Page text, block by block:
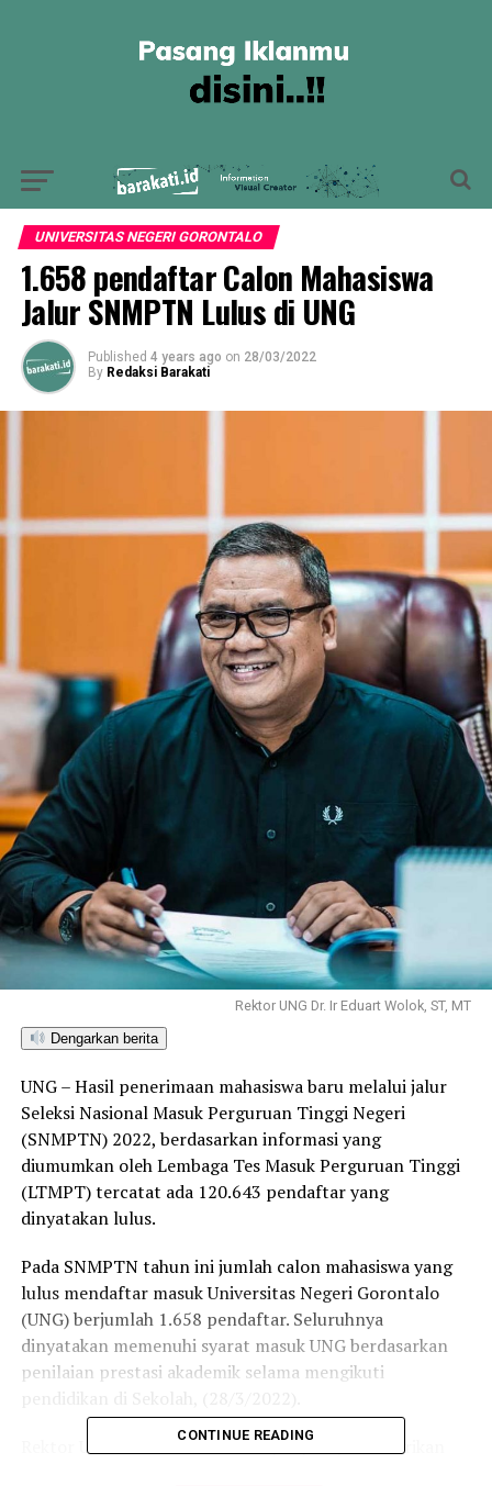
UNIVERSITAS NEGERI GORONTALO
1.658 pendaftar Calon Mahasiswa
Jalur SNMPTN Lulus di UNG
Published 4 years ago on 28/03/2022
By Redaksi Barakati
Rektor UNG Dr. Ir Eduart Wolok, ST, MT
Dengarkan berita
UNG – Hasil penerimaan mahasiswa baru melalui jalur
Seleksi Nasional Masuk Perguruan Tinggi Negeri
(SNMPTN) 2022, berdasarkan informasi yang
diumumkan oleh Lembaga Tes Masuk Perguruan Tinggi
(LTMPT) tercatat ada 120.643 pendaftar yang
dinyatakan lulus.
Pada SNMPTN tahun ini jumlah calon mahasiswa yang
lulus mendaftar masuk Universitas Negeri Gorontalo
(UNG) berjumlah 1.658 pendaftar. Seluruhnya
dinyatakan memenuhi syarat masuk UNG berdasarkan
penilaian prestasi akademik selama mengikuti
Rektor UNG Dr. Ir Eduart Wolok, ST, MT, memberikan
CONTINUE READING